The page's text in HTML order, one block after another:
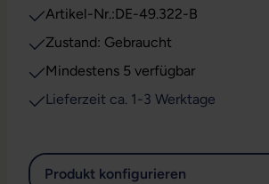
Artikel-Nr.:DE-49.322-B
Zustand: Gebraucht
Mindestens 5 verfügbar
Lieferzeit ca. 1-3 Werktage
Produkt konfigurieren